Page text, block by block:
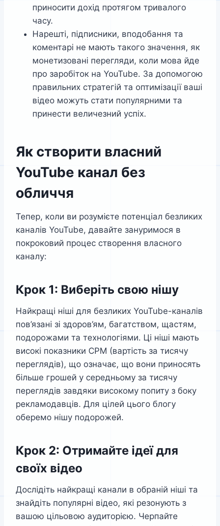
приносити дохід протягом тривалого
часу.
Нарешті, підписники, вподобання та
коментарі не мають такого значення, як
монетизовані перегляди, коли мова йде
про заробіток на YouTube. За допомогою
правильних стратегій та оптимізації ваші
відео можуть стати популярними та
принести величезний успіх.
Як створити власний
YouTube канал без
обличчя
Тепер, коли ви розумієте потенціал безликих
каналів YouTube, давайте зануримося в
покроковий процес створення власного
каналу:
Крок 1: Виберіть свою нішу
Найкращі ніші для безликих YouTube-каналів
пов’язані зі здоров’ям, багатством, щастям,
подорожами та технологіями. Ці ніші мають
високі показники CPM (вартість за тисячу
переглядів), що означає, що вони приносять
більше грошей у середньому за тисячу
переглядів завдяки високому попиту з боку
рекламодавців. Для цілей цього блогу
оберемо нішу подорожей.
Крок 2: Отримайте ідеї для
своїх відео
Дослідіть найкращі канали в обраній ніші та
знайдіть популярні відео, які резонують з
вашою цільовою аудиторією. Черпайте